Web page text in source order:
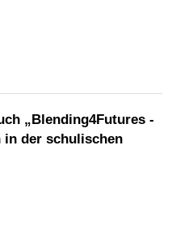
„Blending4Futures -
in der schulischen